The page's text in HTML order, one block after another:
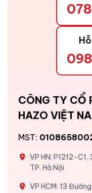
CÔNG TY CỔ
HAZO VIỆT
MST:
VP HN: P1212-
TP. Hà Nội
VP HCM: 13